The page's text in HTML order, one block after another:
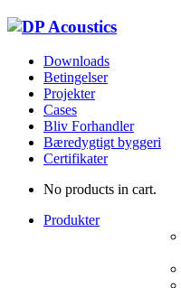
Downloads
Betingelser
Projekter
Cases
Bliv Forhandler
Bæredygtigt byggeri
Certifikater
No products in cart.
Produkter